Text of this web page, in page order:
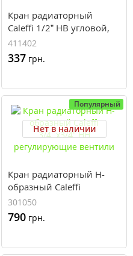
Кран радиаторный
Caleffi 1/2” HВ угловой,
ручка-регулятор
411402
337 грн.
Популярный
Нет в наличии
Кран радиаторный H-
образный Caleffi
3/4`x3/4” НН
регулирующие вентили
301050
790 грн.